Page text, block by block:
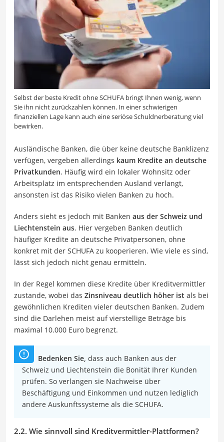
Selbst der beste Kredit ohne SCHUFA bringt Ihnen wenig, wenn
Sie ihn nicht zurückzahlen können. In einer schwierigen
finanziellen Lage kann auch eine seriöse Schuldnerberatung viel
bewirken.
Ausländische Banken, die über keine deutsche Banklizenz
verfügen, vergeben allerdings kaum Kredite an deutsche
Privatkunden. Häufig wird ein lokaler Wohnsitz oder
Arbeitsplatz im entsprechenden Ausland verlangt,
ansonsten ist das Risiko vielen Banken zu hoch.
Anders sieht es jedoch mit Banken aus der Schweiz und
Liechtenstein aus. Hier vergeben Banken deutlich
häufiger Kredite an deutsche Privatpersonen, ohne
konkret mit der SCHUFA zu kooperieren. Wie viele es sind,
lässt sich jedoch nicht genau ermitteln.
In der Regel kommen diese Kredite über Kreditvermittler
zustande, wobei das Zinsniveau deutlich höher ist als bei
gewöhnlichen Krediten vieler deutschen Banken. Zudem
sind die Darlehen meist auf vierstellige Beträge bis
maximal 10.000 Euro begrenzt.
Bedenken Sie, dass auch Banken aus der
Schweiz und Liechtenstein die Bonität Ihrer Kunden
prüfen. So verlangen sie Nachweise über
Beschäftigung und Einkommen und nutzen lediglich
andere Auskunftssysteme als die SCHUFA.
2.2. Wie sinnvoll sind Kreditvermittler-Plattformen?